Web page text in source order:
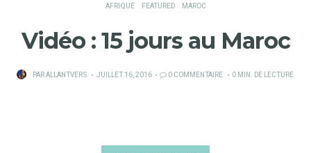
AFRIQUE FEATURED MAROC
Vidéo : 15 jours au Maroc
PARALLANTVERS
PUBLIÉ
JUILLET 16, 2016 0 COMMENTAIRE 0 MIN. DE LECTURE